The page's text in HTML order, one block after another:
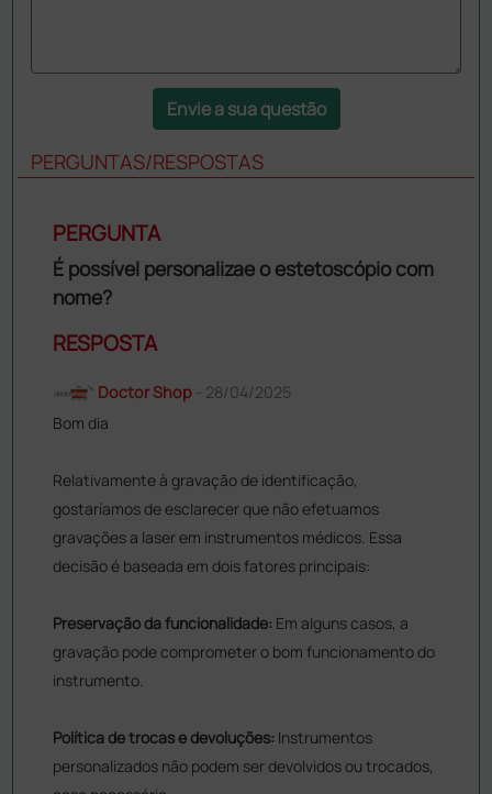
Envie a sua questão
PERGUNTAS/RESPOSTAS
PERGUNTA
É possível personalizae o estetoscópio com
nome?
RESPOSTA
Doctor Shop- 28/04/2025
Bom dia
Relativamente à gravação de identificação,
gostaríamos de esclarecer que não efetuamos
gravações a laser em instrumentos médicos. Essa
decisão é baseada em dois fatores principais:
Preservação da funcionalidade: Em alguns casos, a
gravação pode comprometer o bom funcionamento do
instrumento.
Política de trocas e devoluções: Instrumentos
personalizados não podem ser devolvidos ou trocados,